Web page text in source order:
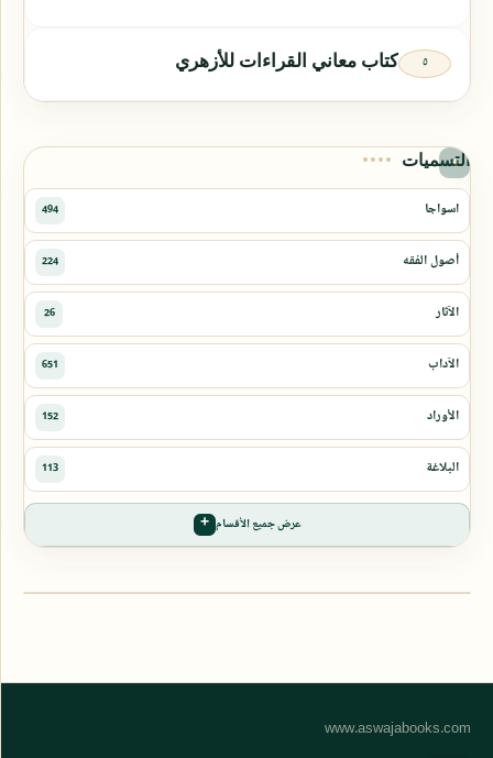
كتاب معاني القراءات للأزهري
التسميات
عرض جميع الأقسام